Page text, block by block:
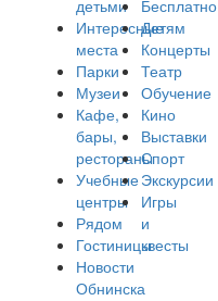
детьми
Интересные
места
Парки
Музеи
Кафе,
бары,
рестораны
Учебные
центры
Рядом
Гостиницы
Новости
Обнинска
Бесплатно
Детям
Концерты
Театр
Обучение
Кино
Выставки
Спорт
Экскурсии
Игры
и
квесты